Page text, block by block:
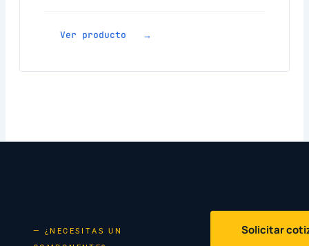
Ver producto →
— ¿NECESITAS UN
Solicitar